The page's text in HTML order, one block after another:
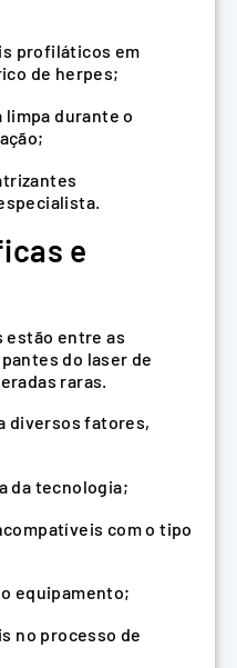
profiláticos em
de herpes;
limpa durante o
e
estão entre as
do laser de
raras.
diversos fatores,
da tecnologia;
com o tipo
equipamento;
no processo de